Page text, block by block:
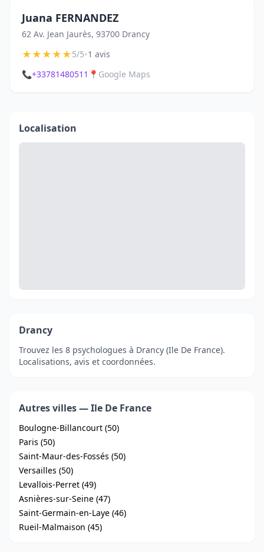
Juana FERNANDEZ
62 Av. Jean Jaurès, 93700 Drancy
★★★★★5/5•1 avis
📞+33781480511 📍 Google Maps
Localisation
Drancy
Trouvez les 8 psychologues à Drancy (Ile De France).
Localisations, avis et coordonnées.
Autres villes — Ile De France
Boulogne-Billancourt (50)
Paris (50)
Saint-Maur-des-Fossés (50)
Versailles (50)
Levallois-Perret (49)
Asnières-sur-Seine (47)
Saint-Germain-en-Laye (46)
Rueil-Malmaison (45)